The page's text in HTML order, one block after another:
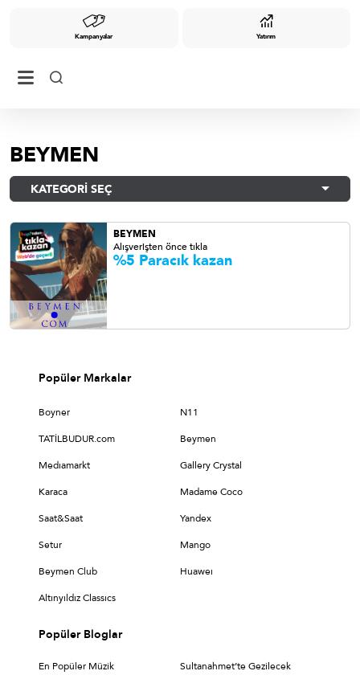
Kampanyalar Yatırım
BEYMEN
KATEGORİ SEÇ
BEYMEN
Alışverişten önce tıkla
%5 Paracık kazan
Popüler Markalar
Boyner N11
TATİLBUDUR.com Beymen
Medıamarkt Gallery Crystal
Karaca Madame Coco
Saat&Saat Yandex
Setur Mango
Beymen Club Huaweı
Altınyıldız Classıcs
Popüler Bloglar
En Popüler Müzik
Sultanahmet’te Gezilecek